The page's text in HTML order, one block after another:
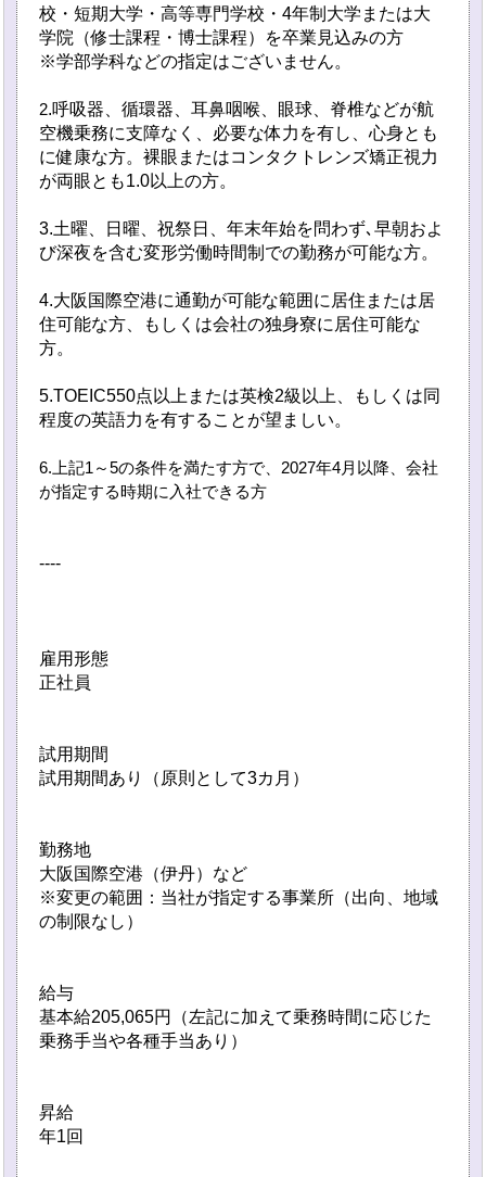
校・短期大学・高等専門学校・4年制大学または大
学院（修士課程・博士課程）を卒業見込みの方
※学部学科などの指定はございません。
2.呼吸器、循環器、耳鼻咽喉、眼球、脊椎などが航
空機乗務に支障なく、必要な体力を有し、心身とも
に健康な方。裸眼またはコンタクトレンズ矯正視力
が両眼とも1.0以上の方。
3.土曜、日曜、祝祭日、年末年始を問わず､早朝およ
び深夜を含む変形労働時間制での勤務が可能な方。
4.大阪国際空港に通勤が可能な範囲に居住または居
住可能な方、もしくは会社の独身寮に居住可能な
方。
5.TOEIC550点以上または英検2級以上、もしくは同
程度の英語力を有することが望ましい。
6.上記1～5の条件を満たす方で、2027年4月以降、会社
が指定する時期に入社できる方
----
雇用形態
正社員
試用期間
試用期間あり（原則として3カ月）
勤務地
大阪国際空港（伊丹）など
※変更の範囲：当社が指定する事業所（出向、地域
の制限なし）
給与
基本給205,065円（左記に加えて乗務時間に応じた
乗務手当や各種手当あり）
昇給
年1回